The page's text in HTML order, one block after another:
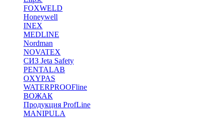
FOXWELD
Honeywell
INEX
MEDLINE
Nordman
NOVATEX
СИЗ Jeta Safety
PENTALAB
OXYPAS
WATERPROOFline
ВОЖАК
Продукция ProfLine
MANIPULA